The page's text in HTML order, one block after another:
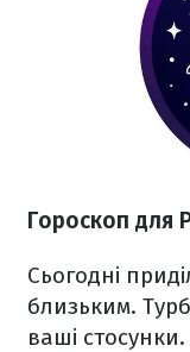
Гороскоп для
Сьогодні
близьким.
ваші